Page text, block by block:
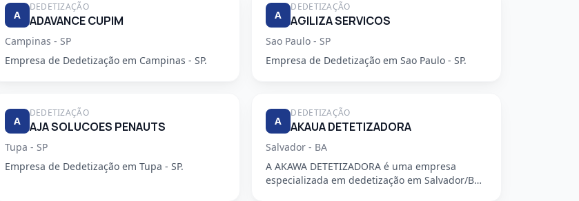
A
DEDETIZAÇÃO
ADAVANCE CUPIM
Campinas - SP
Empresa de Dedetização em Campinas - SP.
A
DEDETIZAÇÃO
AGILIZA SERVICOS
Sao Paulo - SP
Empresa de Dedetização em Sao Paulo - SP.
A
DEDETIZAÇÃO
AJA SOLUCOES PENAUTS
Tupa - SP
Empresa de Dedetização em Tupa - SP.
A
DEDETIZAÇÃO
AKAUA DETETIZADORA
Salvador - BA
A AKAWA DETETIZADORA é uma empresa
especializada em dedetização em Salvador/BA,